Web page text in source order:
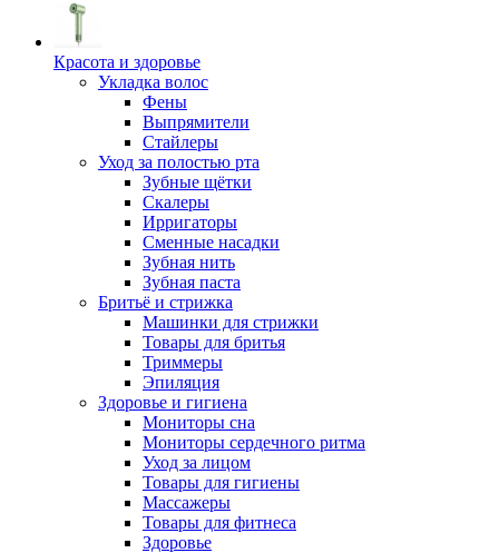
Красота и здоровье
Укладка волос
Фены
Выпрямители
Стайлеры
Уход за полостью рта
Зубные щётки
Скалеры
Ирригаторы
Сменные насадки
Зубная нить
Зубная паста
Бритьё и стрижка
Машинки для стрижки
Товары для бритья
Триммеры
Эпиляция
Здоровье и гигиена
Мониторы сна
Мониторы сердечного ритма
Уход за лицом
Товары для гигиены
Массажеры
Товары для фитнеса
Здоровье